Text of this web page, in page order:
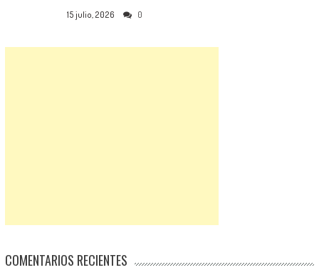
15 julio, 2026 0
COMENTARIOS RECIENTES